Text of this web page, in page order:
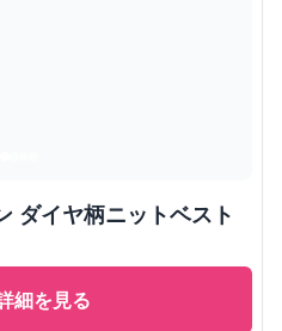
ダイヤ柄ニットベスト
細を見る